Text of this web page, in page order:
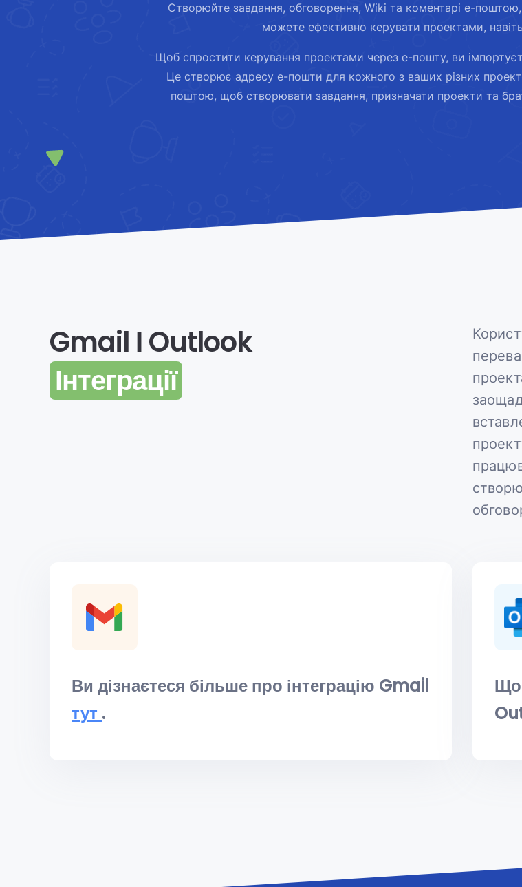
Створюйте завдання, обговорення, Wiki та коментарі е-
можете ефективно керувати проектами,
Щоб спростити керування проектами через е-пошту, ви
Це створює адресу е-пошти для кожного з ваших різних
поштою, щоб створювати завдання, призначати проекти та
Gmail І Outlook
Інтеграції
Ви дізнаєтеся більше про інтеграцію Gmail
тут .